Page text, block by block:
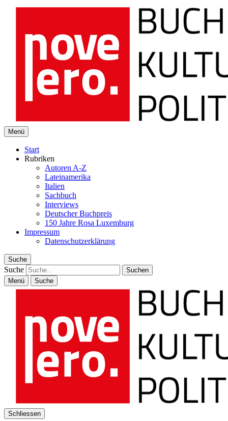
Buch Kultur Politik
Menü
Start
Rubriken
Autoren A-Z
Lateinamerika
Italien
Sachbuch
Interviews
Deutscher Buchpreis
150 Jahre Rosa Luxemburg
Impressum
Datenschutzerklärung
Suche
Suche
Menü Suche
Schliessen